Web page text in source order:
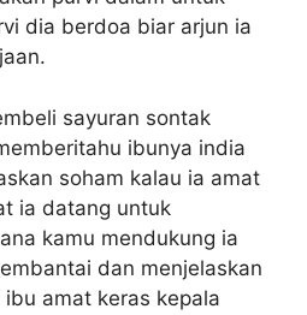
dia berdoa biar arjun ia
sayuran sontak
ibunya india
soham kalau ia amat
ia datang untuk
kamu mendukung ia
dan menjelaskan
amat keras kepala